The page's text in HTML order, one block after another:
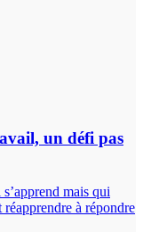
un défi pas
mais qui
à répondre